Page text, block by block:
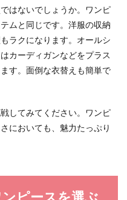
が多いと思いますが、それだけで
のニットが向いている季
ットよりもお手頃価格で購入でき
のニット。しかし、いつまで着る
【50代母親】選び方のポ
はないでしょうか。ワンピ
ムと同じです。洋服の収納
ラクになります。オールシ
カーディガンなどをプラス
す。面倒な衣替えも簡単で
してみてください。ワンピ
においても、魅力たっぷり